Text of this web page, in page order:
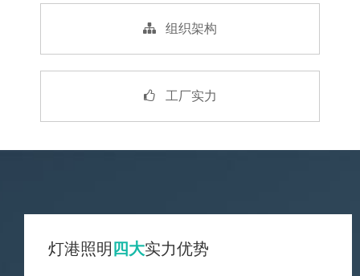
组织架构
工厂实力
灯港照明四大实力优势